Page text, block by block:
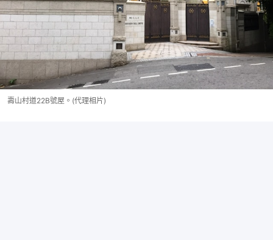
壽山村道22B號屋。(代理相片)